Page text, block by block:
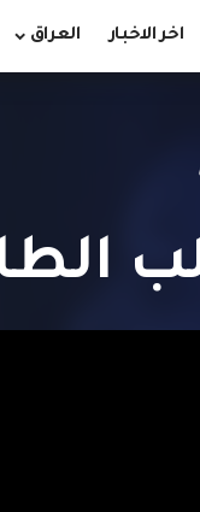
اخر الاخبار العراق